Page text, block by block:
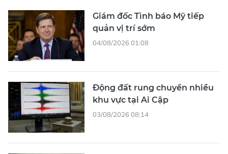
Giám đốc Tình báo Mỹ tiếp
quản vị trí sớm
04/08/2026 01:08
Động đất rung chuyển nhiều
khu vực tại Ai Cập
03/08/2026 08:14